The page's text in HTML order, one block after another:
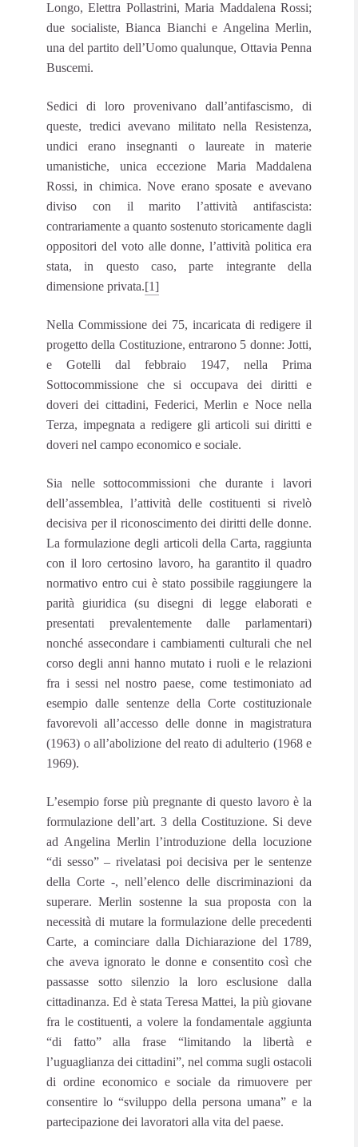
Longo, Elettra Pollastrini, Maria Maddalena Rossi;
due socialiste, Bianca Bianchi e Angelina Merlin,
una del partito dell’Uomo qualunque, Ottavia Penna
Buscemi.
Sedici di loro provenivano dall’antifascismo, di
queste, tredici avevano militato nella Resistenza,
undici erano insegnanti o laureate in materie
umanistiche, unica eccezione Maria Maddalena
Rossi, in chimica. Nove erano sposate e avevano
diviso con il marito l’attività antifascista:
contrariamente a quanto sostenuto storicamente dagli
oppositori del voto alle donne, l’attività politica era
stata, in questo caso, parte integrante della
dimensione privata.[1]
Nella Commissione dei 75, incaricata di redigere il
progetto della Costituzione, entrarono 5 donne: Jotti,
e Gotelli dal febbraio 1947, nella Prima
Sottocommissione che si occupava dei diritti e
doveri dei cittadini, Federici, Merlin e Noce nella
Terza, impegnata a redigere gli articoli sui diritti e
doveri nel campo economico e sociale.
Sia nelle sottocommissioni che durante i lavori
dell’assemblea, l’attività delle costituenti si rivelò
decisiva per il riconoscimento dei diritti delle donne.
La formulazione degli articoli della Carta, raggiunta
con il loro certosino lavoro, ha garantito il quadro
normativo entro cui è stato possibile raggiungere la
parità giuridica (su disegni di legge elaborati e
presentati prevalentemente dalle parlamentari)
nonché assecondare i cambiamenti culturali che nel
corso degli anni hanno mutato i ruoli e le relazioni
fra i sessi nel nostro paese, come testimoniato ad
esempio dalle sentenze della Corte costituzionale
favorevoli all’accesso delle donne in magistratura
(1963) o all’abolizione del reato di adulterio (1968 e
1969).
L’esempio forse più pregnante di questo lavoro è la
formulazione dell’art. 3 della Costituzione. Si deve
ad Angelina Merlin l’introduzione della locuzione
“di sesso” – rivelatasi poi decisiva per le sentenze
della Corte -, nell’elenco delle discriminazioni da
superare. Merlin sostenne la sua proposta con la
necessità di mutare la formulazione delle precedenti
Carte, a cominciare dalla Dichiarazione del 1789,
che aveva ignorato le donne e consentito così che
passasse sotto silenzio la loro esclusione dalla
cittadinanza. Ed è stata Teresa Mattei, la più giovane
fra le costituenti, a volere la fondamentale aggiunta
“di fatto” alla frase “limitando la libertà e
l’uguaglianza dei cittadini”, nel comma sugli ostacoli
di ordine economico e sociale da rimuovere per
consentire lo “sviluppo della persona umana” e la
partecipazione dei lavoratori alla vita del paese.